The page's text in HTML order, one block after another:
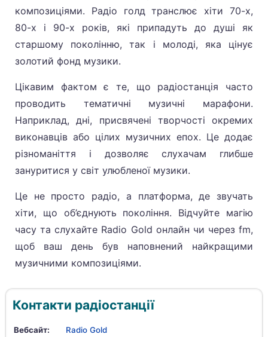
композиціями. Радіо голд транслює хіти 70-х,
80-х і 90-х років, які припадуть до душі як
старшому поколінню, так і молоді, яка цінує
золотий фонд музики.
Цікавим фактом є те, що радіостанція часто
проводить тематичні музичні марафони.
Наприклад, дні, присвячені творчості окремих
виконавців або цілих музичних епох. Це додає
різноманіття і дозволяє слухачам глибше
зануритися у світ улюбленої музики.
Це не просто радіо, а платформа, де звучать
хіти, що об’єднують покоління. Відчуйте магію
часу та слухайте Radio Gold онлайн чи через fm,
щоб ваш день був наповнений найкращими
музичними композиціями.
Контакти радіостанції
Вебсайт: Radio Gold